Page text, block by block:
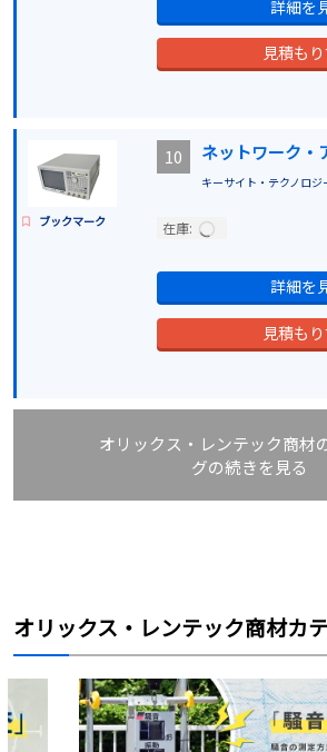
詳細を
見積も
ブックマーク
10 ネットワーク・
キーサイト・テクノロジ
在庫:
詳細を
見積も
オリックス・レンテック商材
グの続きを見る
オリックス・レンテック商材カ